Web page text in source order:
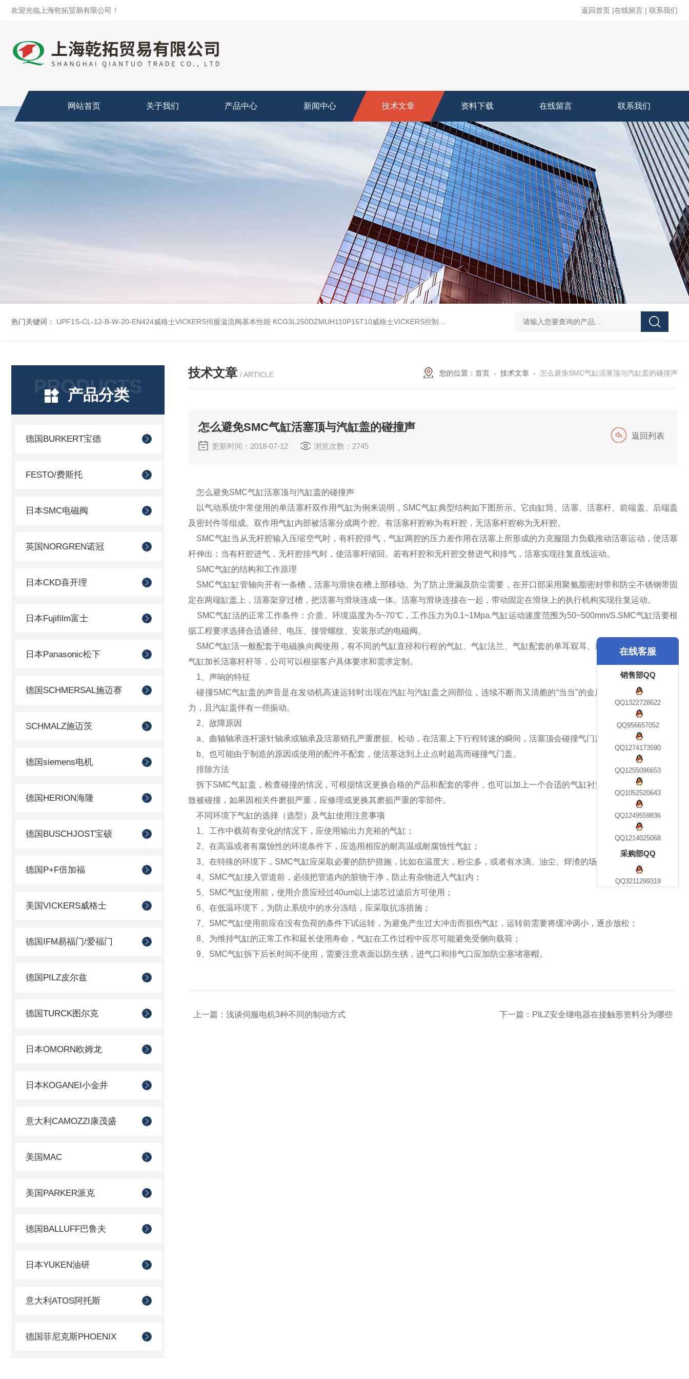
欢迎光临上海乾拓贸易有限公司！ 返回首页 |在线留言 | 联系我们
网站首页 关于我们 产品中心 新闻中心 技术文章 资料下载 在线留言 联系我们
热门关键词： UPF1S-CL-12-B-W-20-EN424威格士VICKERS伺服溢流阀基本性能 KCG3L250DZMUH110P15T10威格士VICKERS控制阀工作方式 8652AKBM2FA00HNAVENTICS流量传感器结构与分类 PSR-
PRODUCTS
产品分类
德国BURKERT宝德
FESTO/费斯托
日本SMC电磁阀
英国NORGREN诺冠
日本CKD喜开理
日本Fujifilm富士
日本Panasonic松下
德国SCHMERSAL施迈赛
SCHMALZ施迈茨
德国siemens电机
德国HERION海隆
德国BUSCHJOST宝硕
德国P+F倍加福
美国VICKERS威格士
德国IFM易福门/爱福门
德国PILZ皮尔兹
德国TURCK图尔克
日本OMORN欧姆龙
日本KOGANEI小金井
意大利CAMOZZI康茂盛
美国MAC
美国PARKER派克
德国BALLUFF巴鲁夫
日本YUKEN油研
意大利ATOS阿托斯
德国菲尼克斯PHOENIX
技术文章 / ARTICLE 您的位置： 首页 - 技术文章 - 怎么避免SMC气缸活塞顶与汽缸盖的碰撞声
怎么避免SMC气缸活塞顶与汽缸盖的碰撞声
更新时间：2018-07-12 浏览次数：2745
返回列表
怎么避免SMC气缸活塞顶与汽缸盖的碰撞声
以气动系统中常使用的单活塞杆双作用气缸为例来说明，SMC气缸典型结构如下图所示。它由缸筒、活塞、活塞杆、前端盖、后端盖
及密封件等组成。双作用气缸内部被活塞分成两个腔。有活塞杆腔称为有杆腔，无活塞杆腔称为无杆腔。
SMC气缸当从无杆腔输入压缩空气时，有杆腔排气，气缸两腔的压力差作用在活塞上所形成的力克服阻力负载推动活塞运动，使活塞
杆伸出；当有杆腔进气，无杆腔排气时，使活塞杆缩回。若有杆腔和无杆腔交替进气和排气，活塞实现往复直线运动。
SMC气缸的结构和工作原理
SMC气缸缸管轴向开有一条槽，活塞与滑块在槽上部移动。为了防止泄漏及防尘需要，在开口部采用聚氨脂密封带和防尘不锈钢带固
定在两端缸盖上，活塞架穿过槽，把活塞与滑块连成一体。活塞与滑块连接在一起，带动固定在滑块上的执行机构实现往复运动。
SMC气缸活的正常工作条件：介质、环境温度为-5~70℃，工作压力为0.1~1Mpa.气缸运动速度范围为50~500mm/S.SMC气缸活要根
据工程要求选择合适通径、电压、接管螺纹、安装形式的电磁阀。
SMC气缸活一般配套于电磁换向阀使用，有不同的气缸直径和行程的气缸、气缸法兰、气缸配套的单耳双耳、以及气缸标准活塞杆和
气缸加长活塞杆杆等，公司可以根据客户具体要求和需求定制。
1、声响的特征
碰撞SMC气缸盖的声音是在发动机高速运转时出现在汽缸与汽缸盖之间部位，连续不断而又清脆的“当当”的金属敲击声，声响坚实有
力，且汽缸盖伴有一些振动。
2、故障原因
a、曲轴轴承连杆滚针轴承或轴承及活塞销孔严重磨损、松动，在活塞上下行程转速的瞬间，活塞顶会碰撞气门盖。
b、也可能由于制造的原因或使用的配件不配套，使活塞达到上止点时超高而碰撞气门盖。
排除方法
拆下SMC气缸盖，检查碰撞的情况，可根据情况更换合格的产品和配套的零件，也可以加上一个合适的气缸衬垫，使汽缸盖升高而不
致被碰撞，如果因相关件磨损严重，应修理或更换其磨损严重的零部件。
不同环境下气缸的选择（选型）及气缸使用注意事项
1、工作中载荷有变化的情况下，应使用输出力充裕的气缸；
2、在高温或者有腐蚀性的环境条件下，应选用相应的耐高温或耐腐蚀性气缸；
3、在特殊的环境下，SMC气缸应采取必要的防护措施，比如在温度大，粉尘多，或者有水滴、油尘、焊渣的场合；
4、SMC气缸接入管道前，必须把管道内的脏物干净，防止有杂物进入气缸内；
5、SMC气缸使用前，使用介质应经过40um以上滤芯过滤后方可使用；
6、在低温环境下，为防止系统中的水分冻结，应采取抗冻措施；
7、SMC气缸使用前应在没有负荷的条件下试运转，为避免产生过大冲击而损伤气缸，运转前需要将缓冲调小，逐步放松；
8、为维持气缸的正常工作和延长使用寿命，气缸在工作过程中应尽可能避免受侧向载荷；
9、SMC气缸拆下后长时间不使用，需要注意表面以防生锈，进气口和排气口应加防尘塞堵塞帽。
上一篇： 浅谈伺服电机3种不同的制动方式 下一篇： PILZ安全继电器在接触形资料分为哪些
在线客服
销售部QQ
QQ1322728622
QQ956657052
QQ1274173590
QQ1255096653
QQ1052520643
QQ1249559836
QQ1214025068
采购部QQ
QQ3211299319